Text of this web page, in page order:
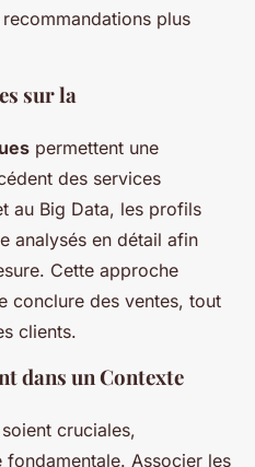
plus
sur la
permettent une
des services
au Big Data, les profils
analysés en détail afin
Cette approche
conclure des ventes, tout
clients.
dans un Contexte
cruciales,
fondamentale. Associer les